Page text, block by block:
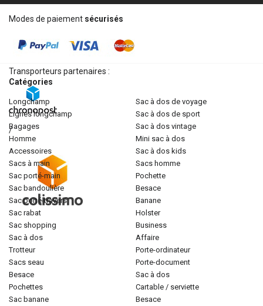
Modes de paiement sécurisés
Transporteurs partenaires :
/
Catégories
longchamp
lignes longchamp
bagages
homme
accessoires
sacs à main
sac porté-main
sac bandoulière
sac porté-travers
sac rabat
sac shopping
sac à dos
trotteur
sacs seau
besace
pochettes
sac banane
sac à dos de voyage
sac à dos de sport
sac à dos vintage
mini sac à dos
sac à dos kids
sacs homme
pochette
besace
banane
holster
business
affaire
porte-ordinateur
porte-document
sac à dos
cartable / serviette
besace